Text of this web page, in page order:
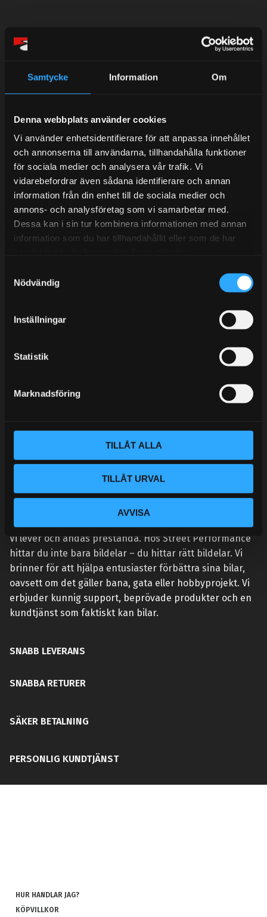
Samtycke Information Om
Denna webbplats använder cookies
Vi använder enhetsidentifierare för att anpassa innehållet
och annonserna till användarna, tillhandahålla funktioner
för sociala medier och analysera vår trafik. Vi
vidarebefordrar även sådana identifierare och annan
information från din enhet till de sociala medier och
annons- och analysföretag som vi samarbetar med.
Dessa kan i sin tur kombinera informationen med annan
information som du har tillhandahållit eller som de har
Nödvändig
Inställningar
Statistik
Marknadsföring
TILLÅT ALLA
TILLÅT URVAL
AVVISA
Semestertider.
Under V.27 - V.33 nås vi enbart på mejl. Ordrar skickas
Mån-Tors: 10:30-15:00
Lunchstängt 12:00-13:00
Tel: 031- 51 66 60
E-post:info@streetperformance.se
KONTAKTA OSS
MINA SIDOR
VÅR AFFÄRSIDÉ ÄR ENKEL:
Vi lever och andas prestanda. Hos Street Performance
hittar du inte bara bildelar – du hittar rätt bildelar. Vi
brinner för att hjälpa entusiaster förbättra sina bilar,
oavsett om det gäller bana, gata eller hobbyprojekt. Vi
erbjuder kunnig support, beprövade produkter och en
kundtjänst som faktiskt kan bilar.
SNABB LEVERANS
SNABBA RETURER
SÄKER BETALNING
PERSONLIG KUNDTJÄNST
HUR HANDLAR JAG?
KÖPVILLKOR